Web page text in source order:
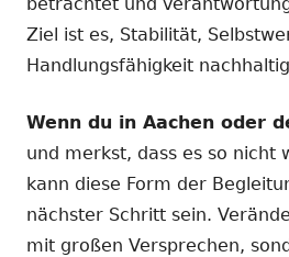
Ziel ist es, Stabilität,
Handlungsfähigkeit
Wenn du in Aachen oder
und merkst, dass es so nicht
kann diese Form der
nächster Schritt sein.
mit großen Versprechen,